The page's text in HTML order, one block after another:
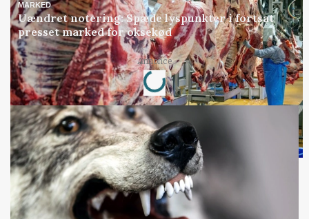
MARKED
Uændret notering: Spæde lyspunkter i fortsat
presset marked for oksekød
Annonce
Loading...